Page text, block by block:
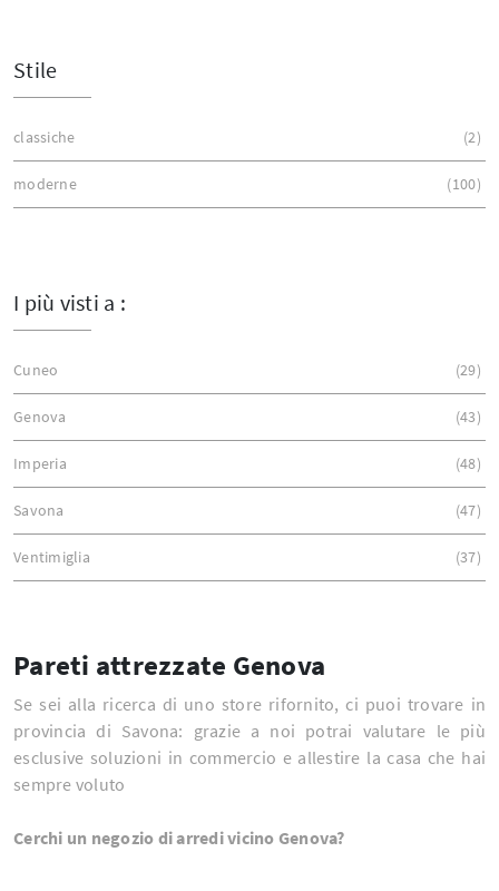
Stile
classiche 2
moderne 100
I più visti a :
Cuneo 29
Genova 43
Imperia 48
Savona 47
Ventimiglia 37
Pareti attrezzate Genova
Se sei alla ricerca di uno store rifornito, ci puoi trovare in
provincia di Savona: grazie a noi potrai valutare le più
esclusive soluzioni in commercio e allestire la casa che hai
sempre voluto
Cerchi un negozio di arredi vicino Genova?